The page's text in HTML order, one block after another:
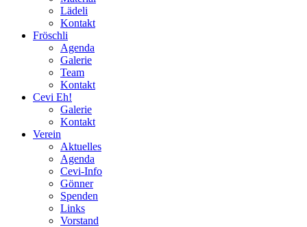
Lädeli
Kontakt
Fröschli
Agenda
Galerie
Team
Kontakt
Cevi Eh!
Galerie
Kontakt
Verein
Aktuelles
Agenda
Cevi-Info
Gönner
Spenden
Links
Vorstand